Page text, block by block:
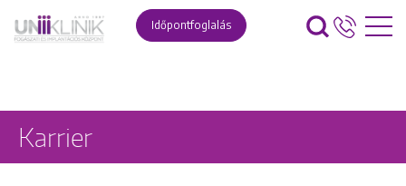
Időpontfoglalás
Karrier